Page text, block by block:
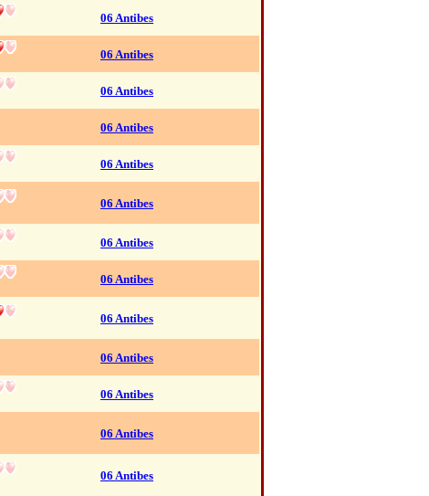
06 Antibes
06 Antibes
06 Antibes
06 Antibes
06 Antibes
06 Antibes
06 Antibes
06 Antibes
06 Antibes
06 Antibes
06 Antibes
06 Antibes
06 Antibes